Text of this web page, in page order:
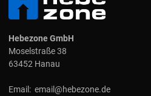
Hebezone GmbH
Moselstraße 38
63452 Hanau
Email: email@hebezone.de